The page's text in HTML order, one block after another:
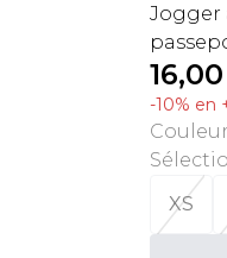
Jogger
-10% en
Couleur
XS